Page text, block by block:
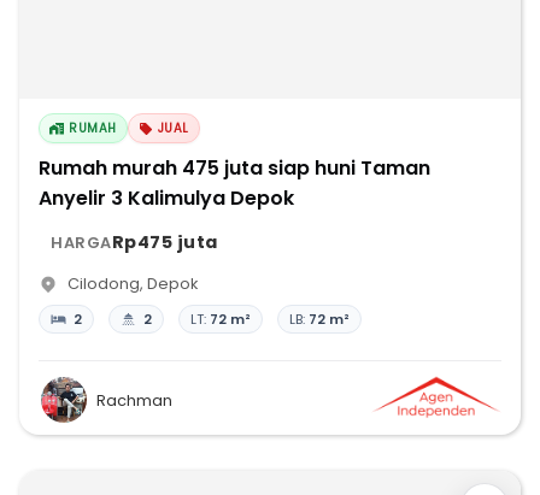
RUMAH JUAL
Rumah murah 475 juta siap huni Taman
Anyelir 3 Kalimulya Depok
HARGARp475 juta
Cilodong, Depok
2 2 LT: 72 m² LB: 72 m²
Rachman